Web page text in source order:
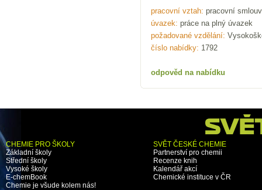
pracovní vztah: pracovní
úvazek: práce na plný úvazek
požadované vzdělání:
číslo nabídky: 1792
odpověd na nabídku
CHEMIE PRO ŠKOLY
Základní školy
Střední školy
Vysoké školy
E-chemBook
Chemie je všude kolem nás!
SVĚT ČESKÉ CHEMIE
Partnerství pro chemii
Recenze knih
Kalendář akcí
Chemické instituce v ČR